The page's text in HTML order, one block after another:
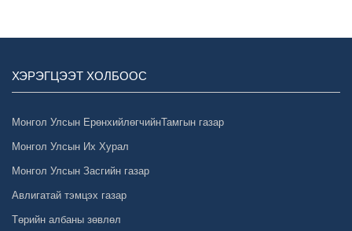
ХЭРЭГЦЭЭТ ХОЛБООС
Монгол Улсын ЕрөнхийлөгчийнТамгын газар
Монгол Улсын Их Хурал
Монгол Улсын Засгийн газар
Авлигатай тэмцэх газар
Төрийн албаны зөвлөл